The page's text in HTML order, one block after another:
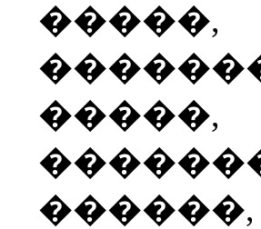
�����,
�����,
������,